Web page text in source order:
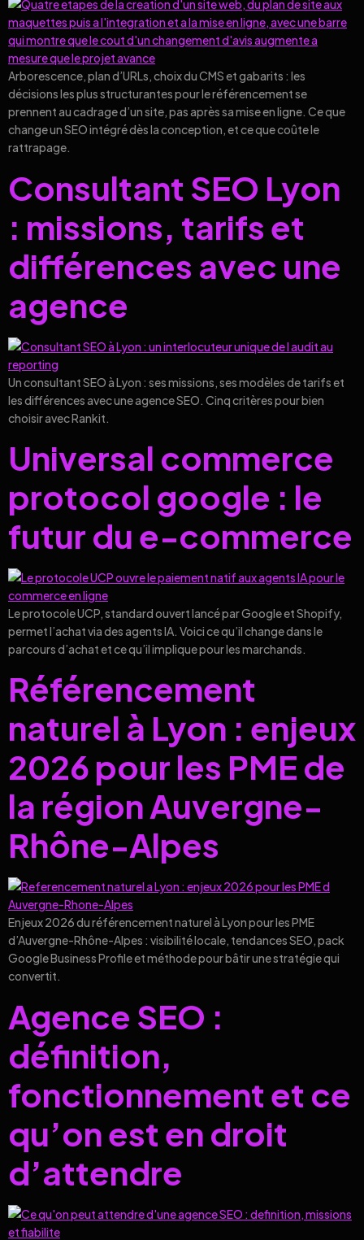
Arborescence, plan d’URLs, choix du CMS et gabarits : les
décisions les plus structurantes pour le référencement se
prennent au cadrage d’un site, pas après sa mise en ligne. Ce que
change un SEO intégré dès la conception, et ce que coûte le
rattrapage.
Consultant SEO Lyon
: missions, tarifs et
différences avec une
agence
Un consultant SEO à Lyon : ses missions, ses modèles de tarifs et
les différences avec une agence SEO. Cinq critères pour bien
choisir avec Rankit.
Universal commerce
protocol google : le
futur du e-commerce
Le protocole UCP, standard ouvert lancé par Google et Shopify,
permet l’achat via des agents IA. Voici ce qu’il change dans le
parcours d’achat et ce qu’il implique pour les marchands.
Référencement
naturel à Lyon : enjeux
2026 pour les PME de
la région Auvergne-
Rhône-Alpes
Enjeux 2026 du référencement naturel à Lyon pour les PME
d’Auvergne-Rhône-Alpes : visibilité locale, tendances SEO, pack
Google Business Profile et méthode pour bâtir une stratégie qui
convertit.
Agence SEO :
définition,
fonctionnement et ce
qu’on est en droit
d’attendre